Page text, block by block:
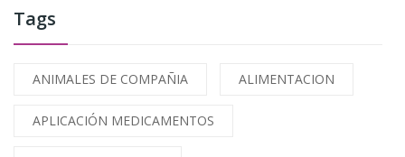
Tags
ANIMALES DE COMPAÑIA ALIMENTACION
APLICACIÓN MEDICAMENTOS